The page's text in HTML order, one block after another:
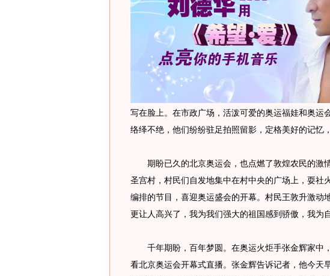
写在脸上。在市政广场，活泼可爱的奥运福娃和奥运
络绎不绝，他们纷纷驻足拍照留影，定格美好的记忆
期盼已久的北京奥运会，也点燃了敦煌农民的激
圣宫村，村民们自发地集中在村中央的广场上，耍社
编排的节目，喜迎奥运盛会的开幕。村民王敦升激动
更让人高兴了，我为我们强大的祖国感到骄傲，我为
千年期盼，百年梦圆。在奥运火炬手张金辉家中
看北京奥运会开幕式直播。张金辉告诉记者，他今天